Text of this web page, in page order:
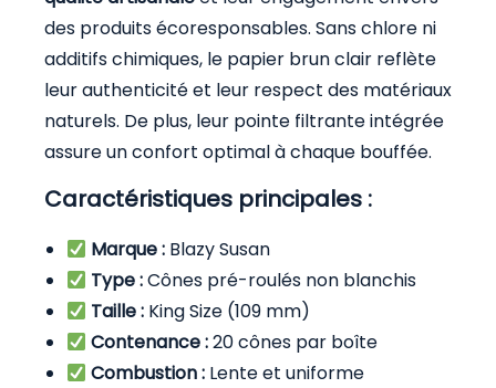
des produits écoresponsables. Sans chlore ni
additifs chimiques, le papier brun clair reflète
leur authenticité et leur respect des matériaux
naturels. De plus, leur pointe filtrante intégrée
assure un confort optimal à chaque bouffée.
Caractéristiques principales :
Marque : Blazy Susan
Type :Cônes pré-roulés non blanchis
Taille : King Size (109 mm)
Contenance :20 cônes par boîte
Combustion : Lente et uniforme